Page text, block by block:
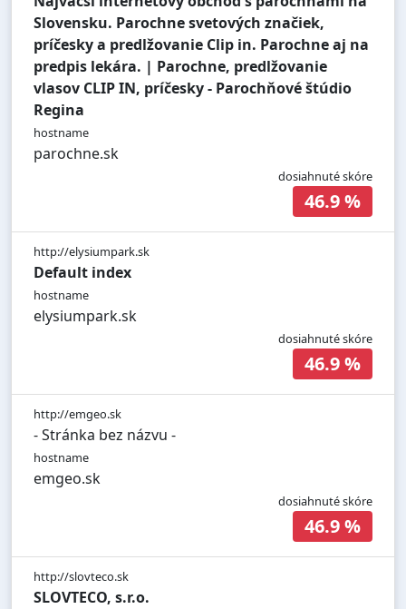
Slovensku. Parochne svetových značiek,
príčesky a predlžovanie Clip in. Parochne aj na
predpis lekára. | Parochne, predlžovanie
vlasov CLIP IN, príčesky - Parochňové štúdio
Regina
hostname
parochne.sk
dosiahnuté skóre
46.9 %
http://elysiumpark.sk
Default index
hostname
elysiumpark.sk
dosiahnuté skóre
46.9 %
http://emgeo.sk
- Stránka bez názvu -
hostname
emgeo.sk
dosiahnuté skóre
46.9 %
http://slovteco.sk
SLOVTECO, s.r.o.